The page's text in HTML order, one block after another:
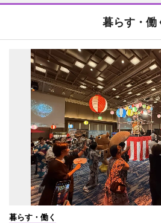
暮らす・働
暮らす・働く